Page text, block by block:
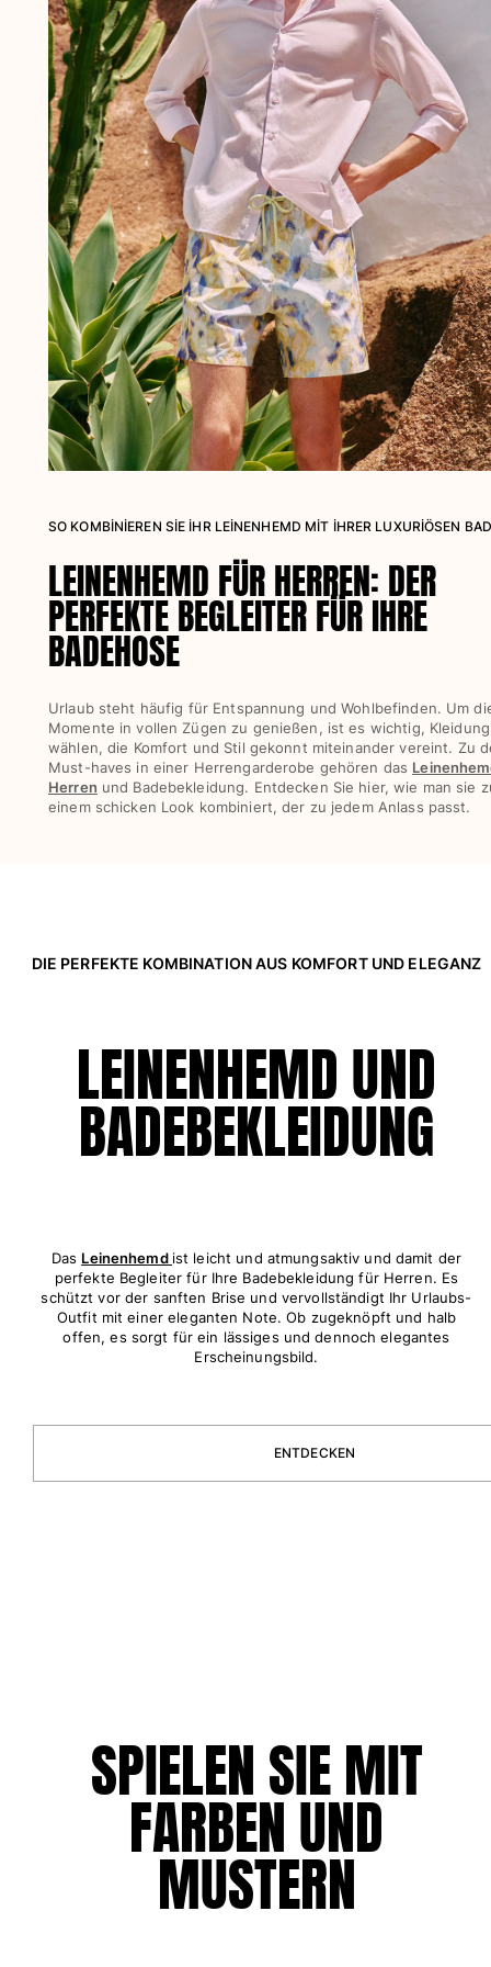
Slips
Magische Bademode
Alle Badehose anzeigen
Bekleidung
Polohemden
Shirts
Shorts
Pullover und Strickjacke
Oberbekleidung
Hosen
Pullover
T-Shirts
Loungewear-kollektion
Alle Bekleidung anzeigen
Große Größen
Damen
Alle Damen anzeigen
Bademode
Bikinis
Oberteile
Badeanzug
Rashguards
Alle Bademode anzeigen
Hemden
T-Shirts
Loungewear-Kollektion
Kimonos
Alle Bekleidung anzeigen
Jungen
Alle Jungen anzeigen
Hosen
Hemden
Sweatshirts
Alle Bekleidung anzeigen
SO KOMBİNİEREN SİE İHR LEİNENHEMD MİT İHRER LUXURİÖSEN
LEINENHEMD FÜR HERREN: DER
PERFEKTE BEGLEITER FÜR IHRE
BADEHOSE
Urlaub steht häufig für Entspannung und Wohlbefinden. Um
Momente in vollen Zügen zu genießen, ist es wichtig,
wählen, die Komfort und Stil gekonnt miteinander vereint. Zu
Must-haves in einer Herrengarderobe gehören das
Herren und Badebekleidung. Entdecken Sie hier, wie man sie
einem schicken Look kombiniert, der zu jedem Anlass passt.
DIE PERFEKTE KOMBINATION AUS KOMFORT UND ELEGANZ
LEINENHEMD UND
BADEBEKLEIDUNG
Das Leinenhemd ist leicht und atmungsaktiv und damit der
perfekte Begleiter für Ihre Badebekleidung für Herren. Es
schützt vor der sanften Brise und vervollständigt Ihr Urlaubs-
Outfit mit einer eleganten Note. Ob zugeknöpft und halb
offen, es sorgt für ein lässiges und dennoch elegantes
Erscheinungsbild.
ENTDECKEN
SPIELEN SIE MIT
FARBEN UND
MUSTERN